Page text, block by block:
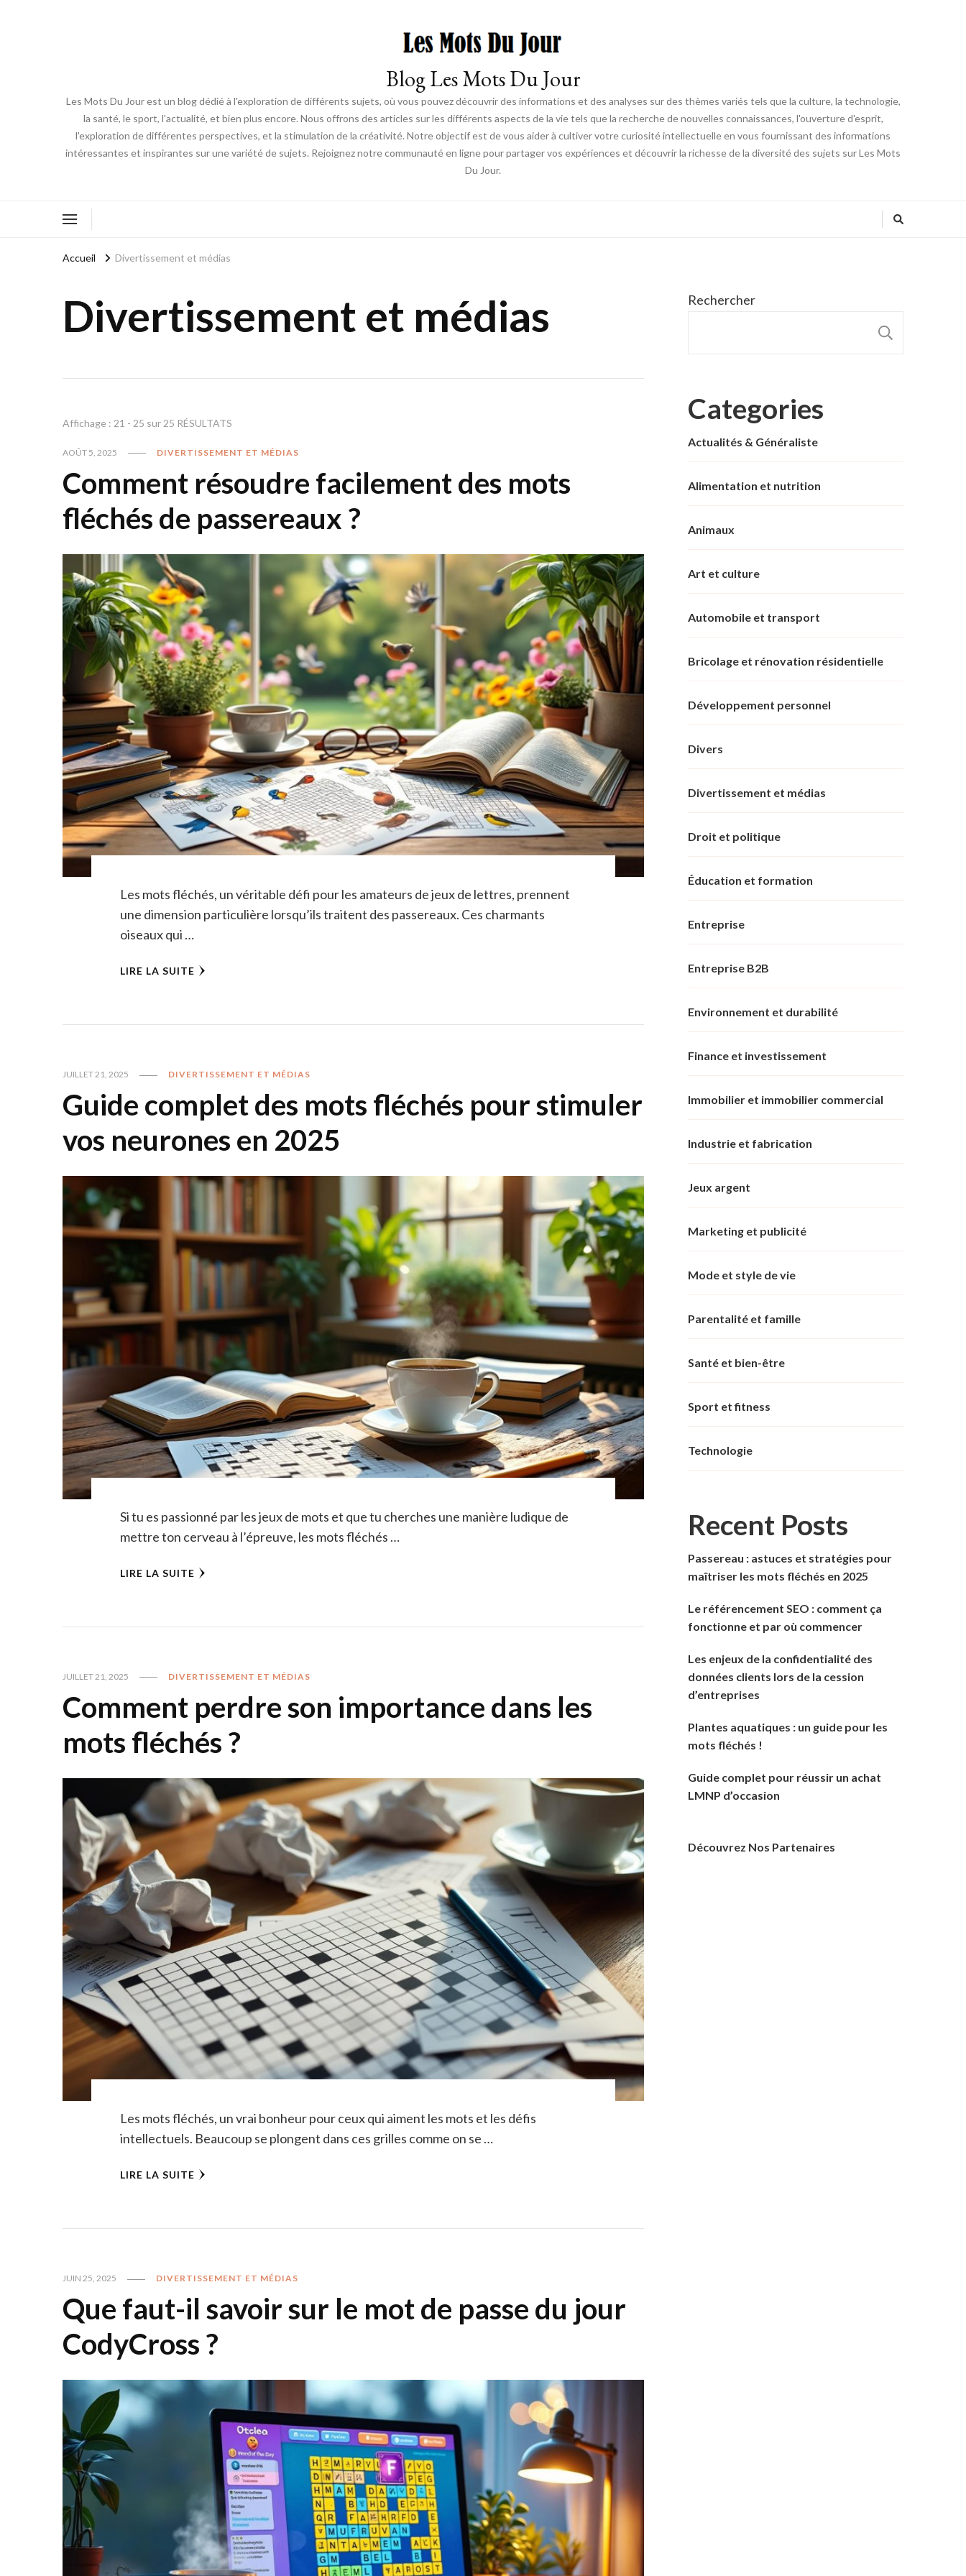
Blog Les Mots Du Jour
Les Mots Du Jour est un blog dédié à l'exploration de différents sujets, où vous pouvez découvrir des informations et des analyses sur des thèmes variés tels que la culture, la technologie,
la santé, le sport, l'actualité, et bien plus encore. Nous offrons des articles sur les différents aspects de la vie tels que la recherche de nouvelles connaissances, l'ouverture d'esprit,
l'exploration de différentes perspectives, et la stimulation de la créativité. Notre objectif est de vous aider à cultiver votre curiosité intellectuelle en vous fournissant des informations
intéressantes et inspirantes sur une variété de sujets. Rejoignez notre communauté en ligne pour partager vos expériences et découvrir la richesse de la diversité des sujets sur Les Mots
Du Jour.
Accueil Divertissement et médias
Divertissement et médias
Affichage : 21 - 25 sur 25 RÉSULTATS
AOÛT 5, 2025 DIVERTISSEMENT ET MÉDIAS
Comment résoudre facilement des mots
fléchés de passereaux ?
Les mots fléchés, un véritable défi pour les amateurs de jeux de lettres, prennent
une dimension particulière lorsqu’ils traitent des passereaux. Ces charmants
oiseaux qui …
LIRE LA SUITE
JUILLET 21, 2025 DIVERTISSEMENT ET MÉDIAS
Guide complet des mots fléchés pour stimuler
vos neurones en 2025
Si tu es passionné par les jeux de mots et que tu cherches une manière ludique de
mettre ton cerveau à l’épreuve, les mots fléchés …
LIRE LA SUITE
JUILLET 21, 2025 DIVERTISSEMENT ET MÉDIAS
Comment perdre son importance dans les
mots fléchés ?
Les mots fléchés, un vrai bonheur pour ceux qui aiment les mots et les défis
intellectuels. Beaucoup se plongent dans ces grilles comme on se …
LIRE LA SUITE
JUIN 25, 2025 DIVERTISSEMENT ET MÉDIAS
Que faut-il savoir sur le mot de passe du jour
CodyCross ?
Rechercher
Categories
Actualités & Généraliste
Alimentation et nutrition
Animaux
Art et culture
Automobile et transport
Bricolage et rénovation résidentielle
Développement personnel
Divers
Divertissement et médias
Droit et politique
Éducation et formation
Entreprise
Entreprise B2B
Environnement et durabilité
Finance et investissement
Immobilier et immobilier commercial
Industrie et fabrication
Jeux argent
Marketing et publicité
Mode et style de vie
Parentalité et famille
Santé et bien-être
Sport et fitness
Technologie
Recent Posts
Passereau : astuces et stratégies pour
maîtriser les mots fléchés en 2025
Le référencement SEO : comment ça
fonctionne et par où commencer
Les enjeux de la confidentialité des
données clients lors de la cession
d’entreprises
Plantes aquatiques : un guide pour les
mots fléchés !
Guide complet pour réussir un achat
LMNP d’occasion
Découvrez Nos Partenaires